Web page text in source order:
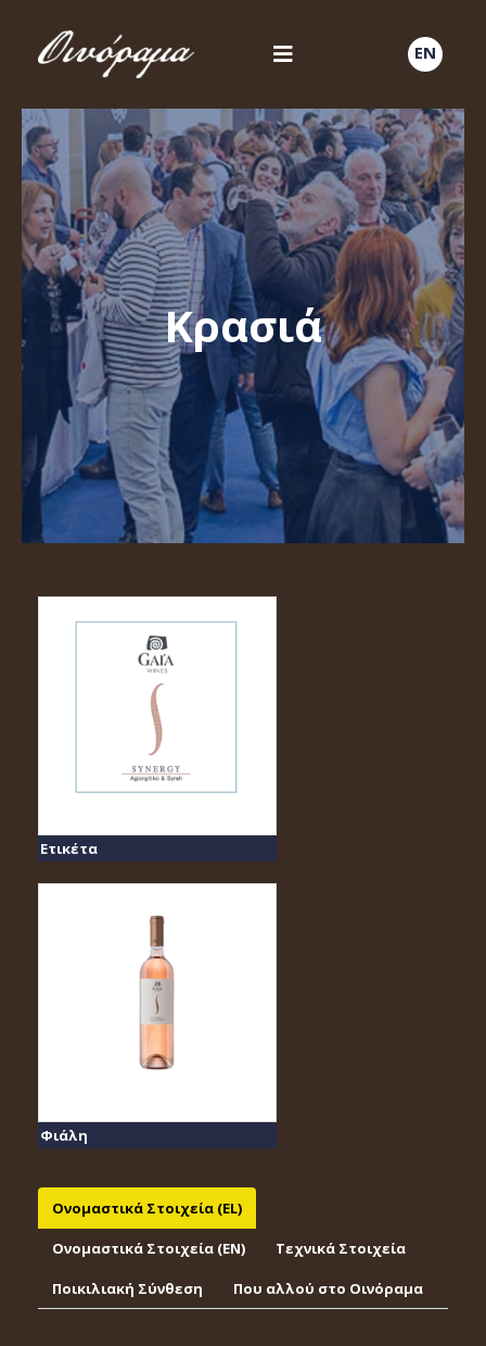
EN
Κρασιά
Ετικέτα
Φιάλη
Ονομαστικά Στοιχεία (EL)
Ονομαστικά Στοιχεία (EΝ) Τεχνικά Στοιχεία
Ποικιλιακή Σύνθεση Που αλλού στο Οινόραμα